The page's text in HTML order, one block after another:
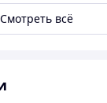
Смотреть всё